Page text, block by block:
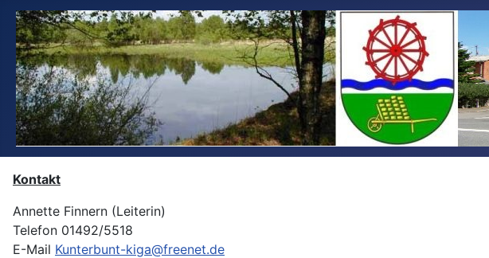
Kontakt
Annette Finnern (Leiterin)
Telefon 01492/5518
E-Mail Kunterbunt-kiga@freenet.de